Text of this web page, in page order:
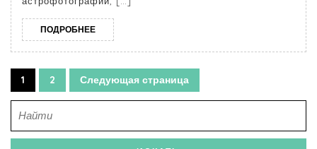
ПОДРОБНЕЕ
1 2 Следующая страница